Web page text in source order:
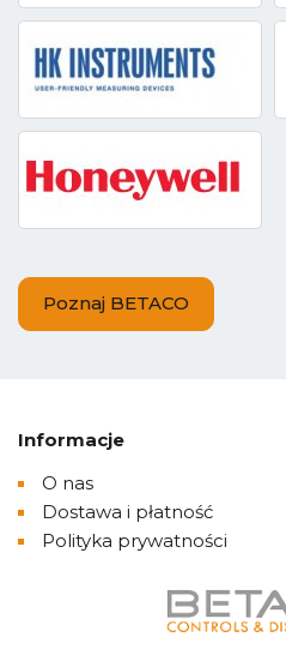
Poznaj BETACO
Informacje
O nas
Dostawa i płatność
Polityka prywatności